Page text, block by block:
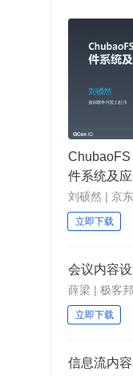
ChubaoFS
件系统及
刘硕然 | 京
立即下载
会议内容
薛梁 | 极客
立即下载
信息流内